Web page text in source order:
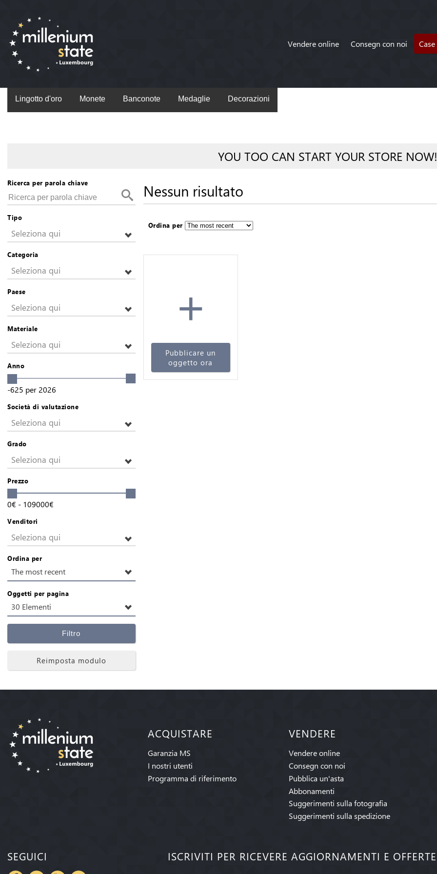
Vendere online Consegn con noi
Lingotto d'oro Monete Banconote Medaglie Decorazioni
YOU TOO CAN START YOUR STORE NOW!
Ricerca per parola chiave
Tipo
Seleziona qui
Categoria
Seleziona qui
Paese
Seleziona qui
Materiale
Seleziona qui
Anno
-625 per 2026
Società di valutazione
Seleziona qui
Grado
Seleziona qui
Prezzo
0€ - 109000€
Venditori
Seleziona qui
Ordina per
The most recent
Oggetti per pagina
30 Elementi
Filtro
Reimposta modulo
Nessun risultato
Ordina per
+
Pubblicare un
oggetto ora
ACQUISTARE
Garanzia MS
I nostri utenti
Programma di riferimento
VENDERE
Vendere online
Consegn con noi
Pubblica un'asta
Abbonamenti
Suggerimenti sulla fotografia
Suggerimenti sulla spedizione
SEGUICI ISCRIVITI PER RICEVERE AGGIORNAMENTI E